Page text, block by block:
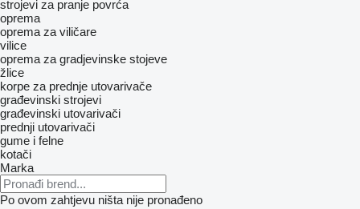
strojevi za pranje povrća
oprema
oprema za viličare
vilice
oprema za gradjevinske stojeve
žlice
korpe za prednje utovarivače
građevinski strojevi
građevinski utovarivači
prednji utovarivači
gume i felne
kotači
Marka
Po ovom zahtjevu ništa nije pronađeno